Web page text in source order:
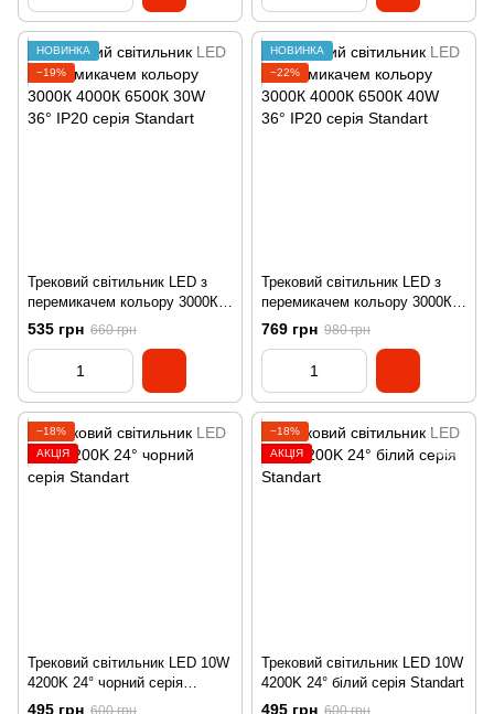
НОВИНКА
−19%
Трековий світильник LED з
перемикачем кольору 3000К
4000К 6500К 30W 36° IP20
серія Standart
535 грн 660 грн
НОВИНКА
−22%
Трековий світильник LED з
перемикачем кольору 3000К
4000К 6500К 40W 36° IP20
серія Standart
769 грн 980 грн
−18%
АКЦІЯ
Трековий світильник LED 10W
4200K 24° чорний серія
Standart
495 грн 600 грн
−18%
АКЦІЯ
Трековий світильник LED 10W
4200K 24° білий серія Standart
495 грн 600 грн